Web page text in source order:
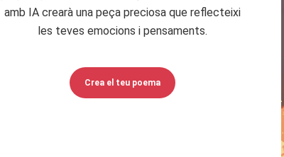
amb IA crearà una peça preciosa que reflecteixi
les teves emocions i pensaments.
Crea el teu poema